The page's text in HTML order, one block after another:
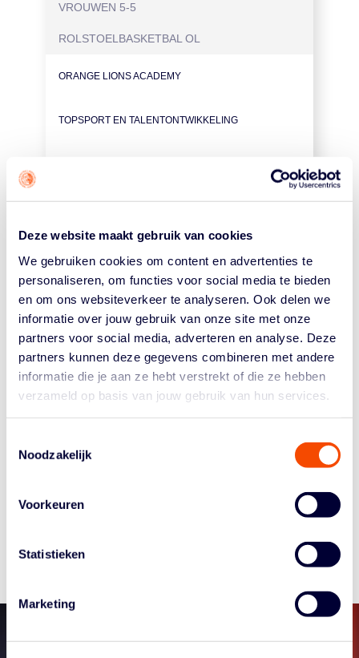
Deze website maakt gebruik van cookies
We gebruiken cookies om content en advertenties te
personaliseren, om functies voor social media te bieden
en om ons websiteverkeer te analyseren. Ook delen we
informatie over jouw gebruik van onze site met onze
partners voor social media, adverteren en analyse. Deze
partners kunnen deze gegevens combineren met andere
informatie die je aan ze hebt verstrekt of die ze hebben
verzameld op basis van jouw gebruik van hun services.
Noodzakelijk
Voorkeuren
Statistieken
Marketing
VROUWEN 5-5
ROLSTOELBASKETBAL OL
ORANGE LIONS ACADEMY
TOPSPORT EN TALENTONTWIKKELING
ONDERSCHEIDINGEN
De Nederlandse Basketball Bond heeft ook nog een
uitzonderlijke onderscheiding gegeven aan drie
personen die veel voor het aanzien van het Nederlands
basketball hebben gedaan.
Voormalig internationaal scheidsrechter Piet Leegwater
Francisco Elson is in 2007(toen behaalde hij zijn NBA-
Rik Smits in de jaren negentig onderscheiden met de